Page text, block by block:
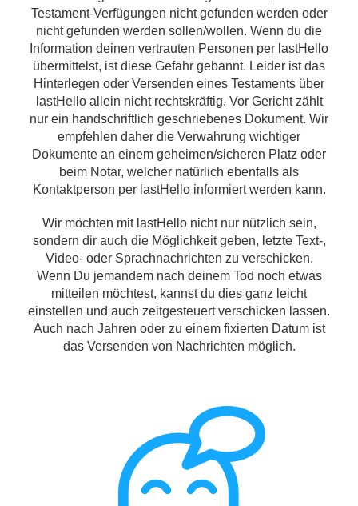
Testament-Verfügungen nicht gefunden werden oder
nicht gefunden werden sollen/wollen. Wenn du die
Information deinen vertrauten Personen per lastHello
übermittelst, ist diese Gefahr gebannt. Leider ist das
Hinterlegen oder Versenden eines Testaments über
lastHello allein nicht rechtskräftig. Vor Gericht zählt
nur ein handschriftlich geschriebenes Dokument. Wir
empfehlen daher die Verwahrung wichtiger
Dokumente an einem geheimen/sicheren Platz oder
beim Notar, welcher natürlich ebenfalls als
Kontaktperson per lastHello informiert werden kann.
Wir möchten mit lastHello nicht nur nützlich sein,
sondern dir auch die Möglichkeit geben, letzte Text-,
Video- oder Sprachnachrichten zu verschicken.
Wenn Du jemandem nach deinem Tod noch etwas
mitteilen möchtest, kannst du dies ganz leicht
einstellen und auch zeitgesteuert verschicken lassen.
Auch nach Jahren oder zu einem fixierten Datum ist
das Versenden von Nachrichten möglich.